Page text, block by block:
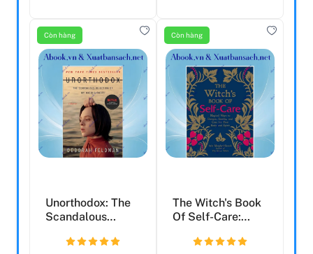
Còn hàng
Unorthodox: The
Scandalous
Hasidic...
Còn hàng
The Witch's Book
Of Self-Care:
Pam...